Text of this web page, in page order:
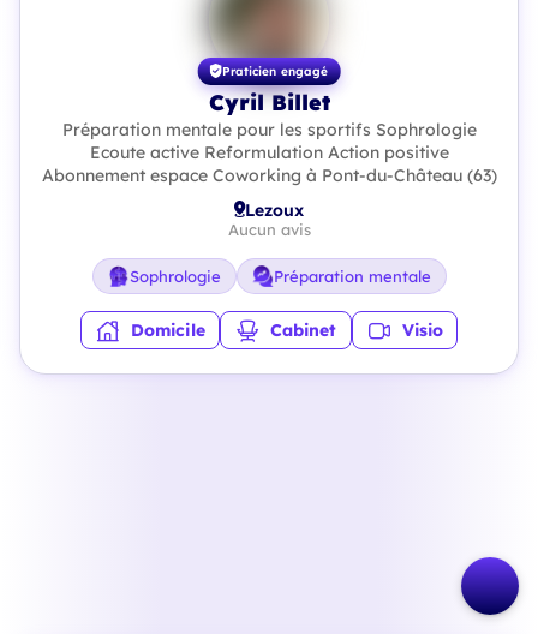
Praticien engagé
Cyril Billet
Préparation mentale pour les sportifs Sophrologie
Ecoute active Reformulation Action positive
Abonnement espace Coworking à Pont-du-Château (63)
Lezoux
Aucun avis
Sophrologie Préparation mentale
Domicile Cabinet Visio